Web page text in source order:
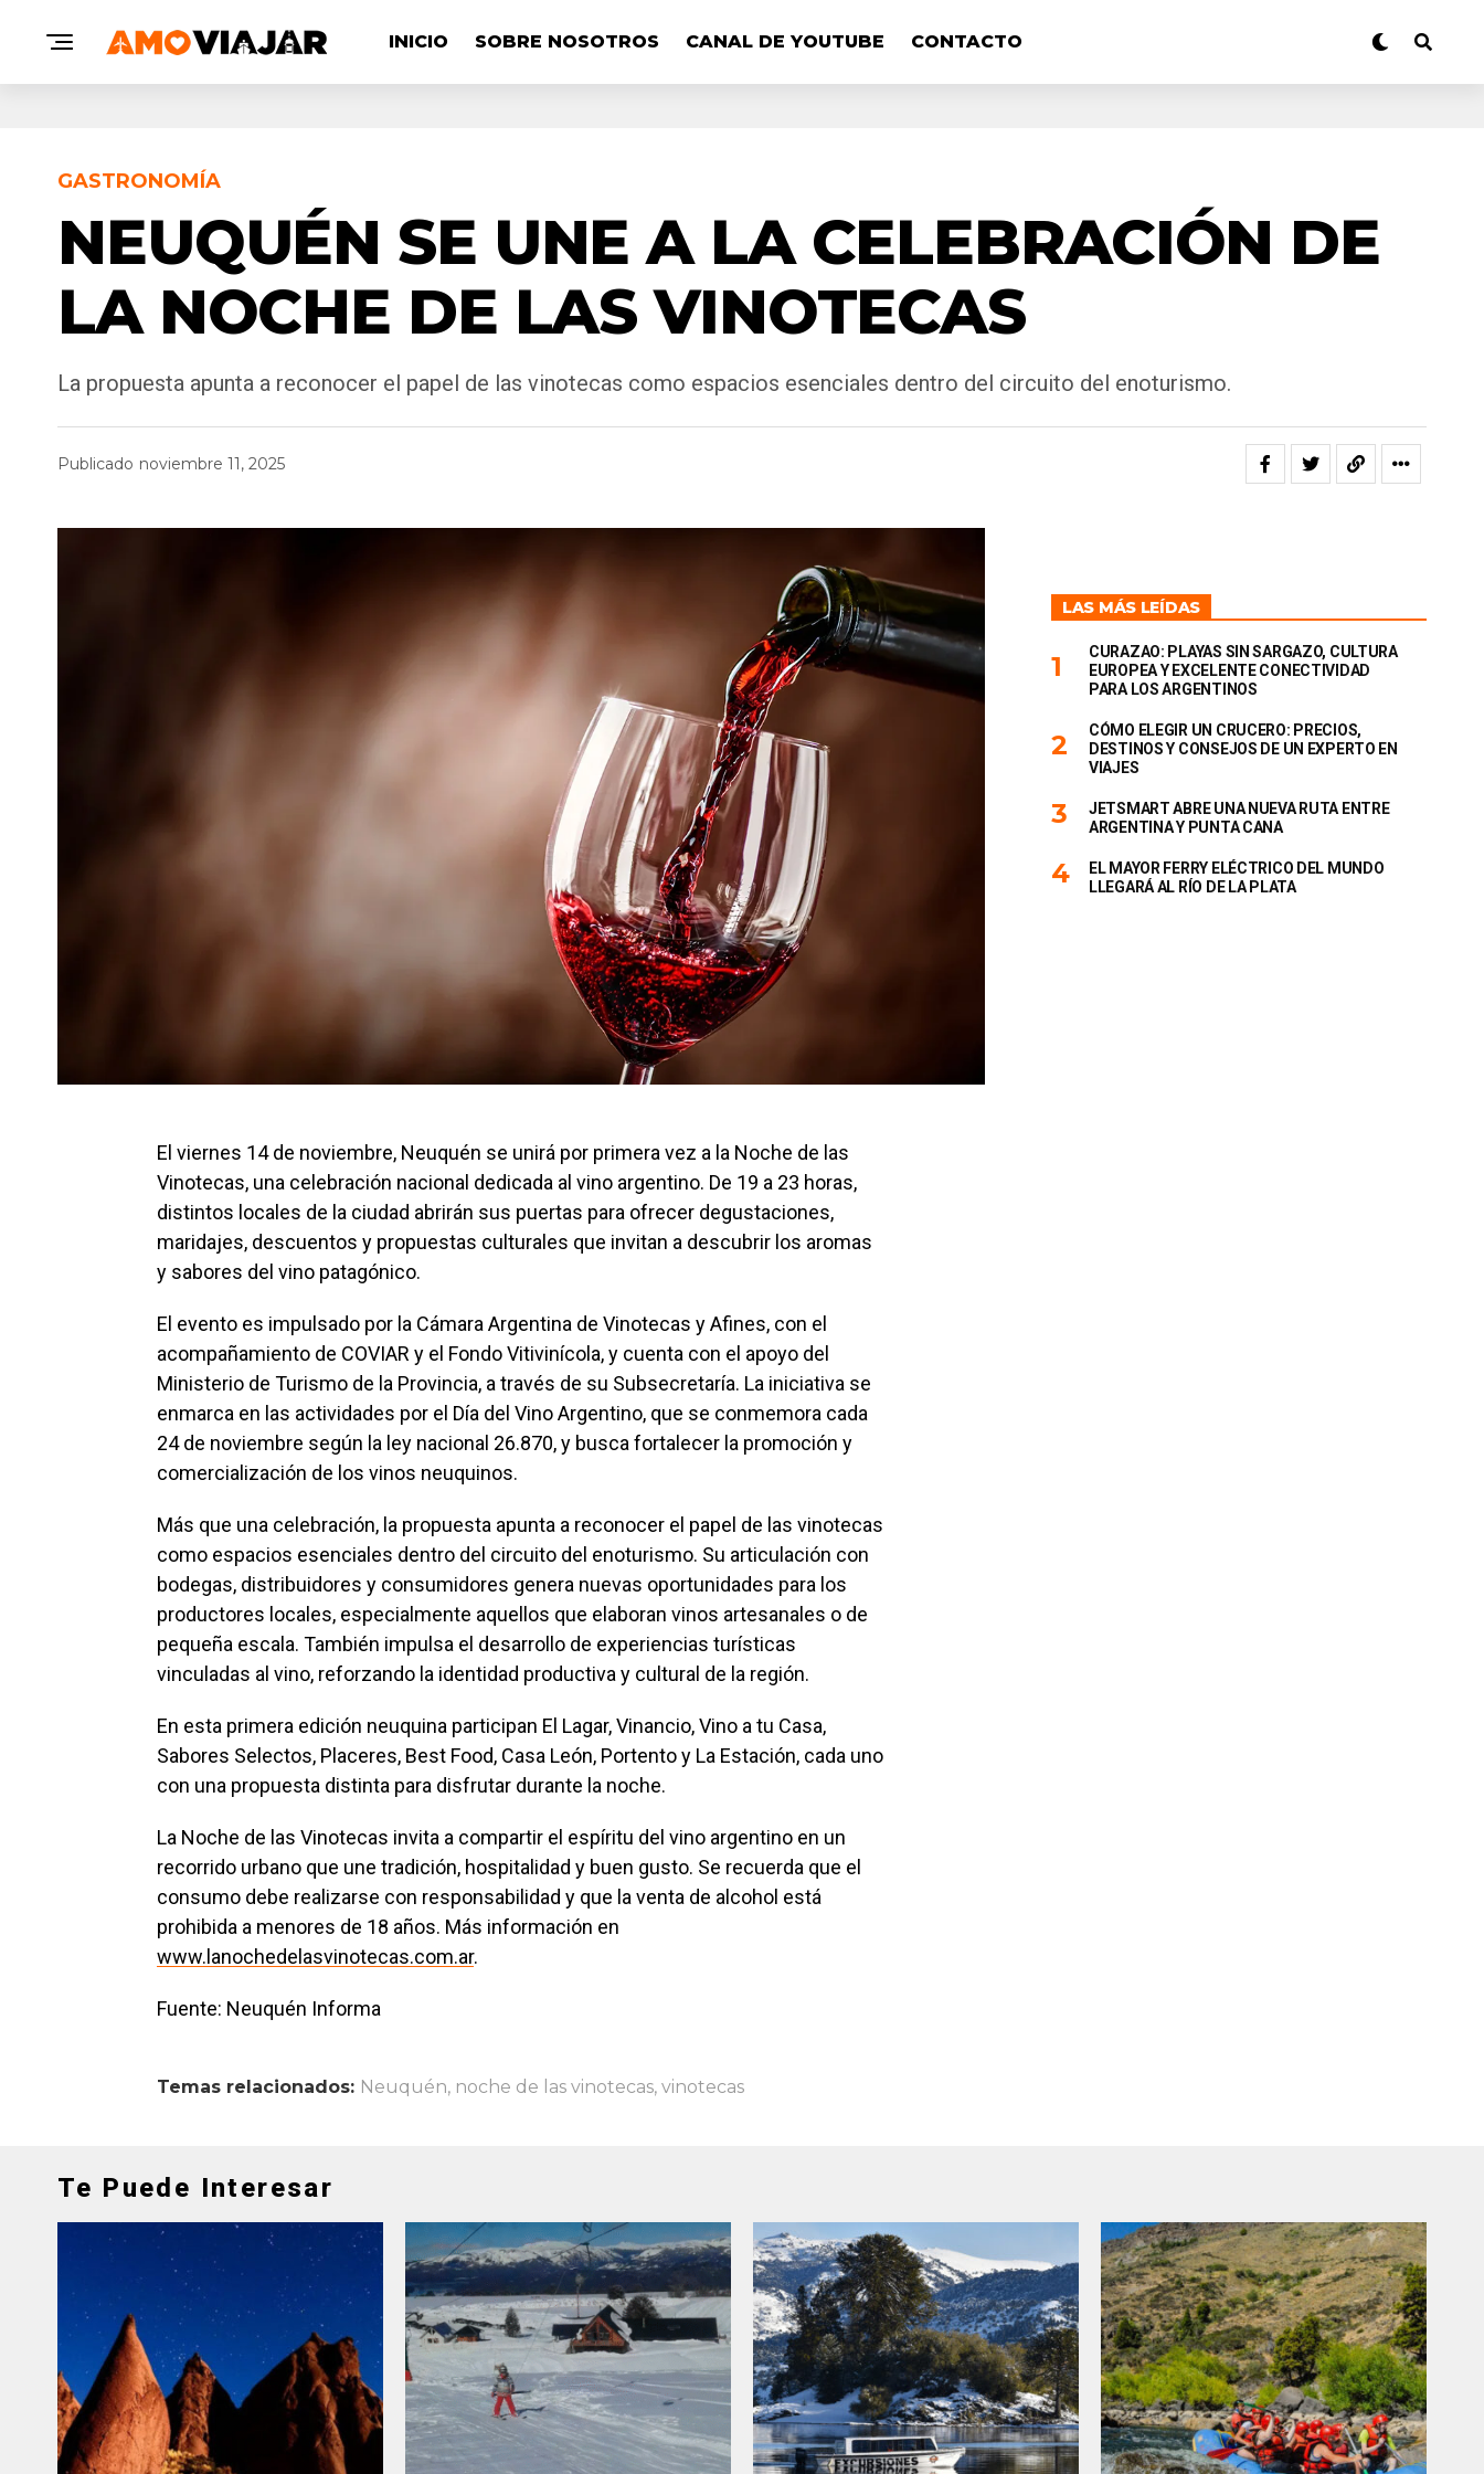
INICIO SOBRE NOSOTROS CANAL DE YOUTUBE CONTACTO
GASTRONOMÍA
NEUQUÉN SE UNE A LA CELEBRACIÓN DE
LA NOCHE DE LAS VINOTECAS
La propuesta apunta a reconocer el papel de las vinotecas como espacios esenciales dentro del circuito del enoturismo.
Publicado noviembre 11, 2025
El viernes 14 de noviembre, Neuquén se unirá por primera vez a la Noche de las
Vinotecas, una celebración nacional dedicada al vino argentino. De 19 a 23 horas,
distintos locales de la ciudad abrirán sus puertas para ofrecer degustaciones,
maridajes, descuentos y propuestas culturales que invitan a descubrir los aromas
y sabores del vino patagónico.
El evento es impulsado por la Cámara Argentina de Vinotecas y Afines, con el
acompañamiento de COVIAR y el Fondo Vitivinícola, y cuenta con el apoyo del
Ministerio de Turismo de la Provincia, a través de su Subsecretaría. La iniciativa se
enmarca en las actividades por el Día del Vino Argentino, que se conmemora cada
24 de noviembre según la ley nacional 26.870, y busca fortalecer la promoción y
comercialización de los vinos neuquinos.
Más que una celebración, la propuesta apunta a reconocer el papel de las vinotecas
como espacios esenciales dentro del circuito del enoturismo. Su articulación con
bodegas, distribuidores y consumidores genera nuevas oportunidades para los
productores locales, especialmente aquellos que elaboran vinos artesanales o de
pequeña escala. También impulsa el desarrollo de experiencias turísticas
vinculadas al vino, reforzando la identidad productiva y cultural de la región.
En esta primera edición neuquina participan El Lagar, Vinancio, Vino a tu Casa,
Sabores Selectos, Placeres, Best Food, Casa León, Portento y La Estación, cada uno
con una propuesta distinta para disfrutar durante la noche.
La Noche de las Vinotecas invita a compartir el espíritu del vino argentino en un
recorrido urbano que une tradición, hospitalidad y buen gusto. Se recuerda que el
consumo debe realizarse con responsabilidad y que la venta de alcohol está
prohibida a menores de 18 años. Más información en
www.lanochedelasvinotecas.com.ar.
Fuente: Neuquén Informa
Temas relacionados: Neuquén, noche de las vinotecas, vinotecas
LAS MÁS LEÍDAS
CURAZAO: PLAYAS SIN SARGAZO, CULTURA
EUROPEA Y EXCELENTE CONECTIVIDAD
PARA LOS ARGENTINOS
CÓMO ELEGIR UN CRUCERO: PRECIOS,
DESTINOS Y CONSEJOS DE UN EXPERTO EN
VIAJES
JETSMART ABRE UNA NUEVA RUTA ENTRE
ARGENTINA Y PUNTA CANA
EL MAYOR FERRY ELÉCTRICO DEL MUNDO
LLEGARÁ AL RÍO DE LA PLATA
Te Puede Interesar